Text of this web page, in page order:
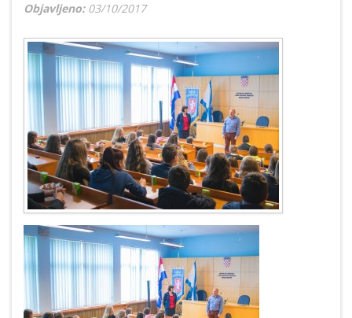
Objavljeno: 03/10/2017